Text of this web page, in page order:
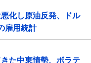
化し原油反発、ドル
雇用統計
た中東情勢、ボラテ